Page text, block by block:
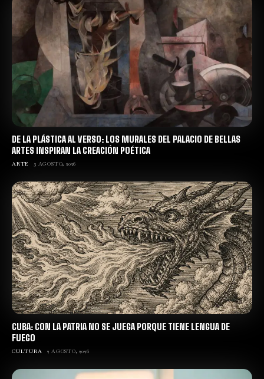
DE LA PLÁSTICA AL VERSO: LOS MURALES DEL PALACIO DE BELLAS
ARTES INSPIRAN LA CREACIÓN POÉTICA
ARTE 3 AGOSTO, 2026
CUBA: CON LA PATRIA NO SE JUEGA PORQUE TIENE LENGUA DE
FUEGO
CULTURA 2 AGOSTO, 2026